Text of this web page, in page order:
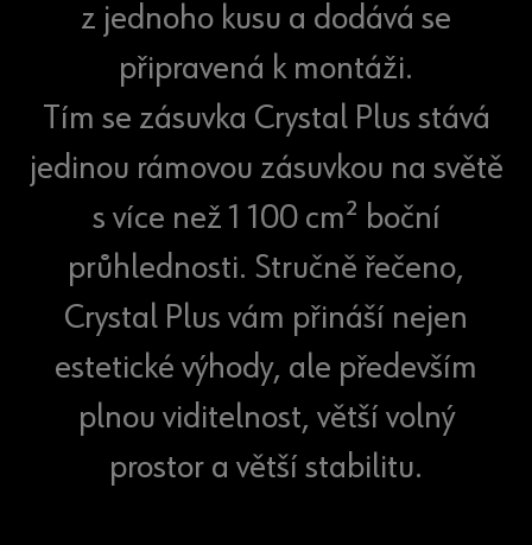
z jednoho kusu a dodává se
připravená k montáži.
Tím se zásuvka Crystal Plus stává
jedinou rámovou zásuvkou na světě
s více než 1 100 cm² boční
průhlednosti. Stručně řečeno,
Crystal Plus vám přináší nejen
estetické výhody, ale především
plnou viditelnost, větší volný
prostor a větší stabilitu.